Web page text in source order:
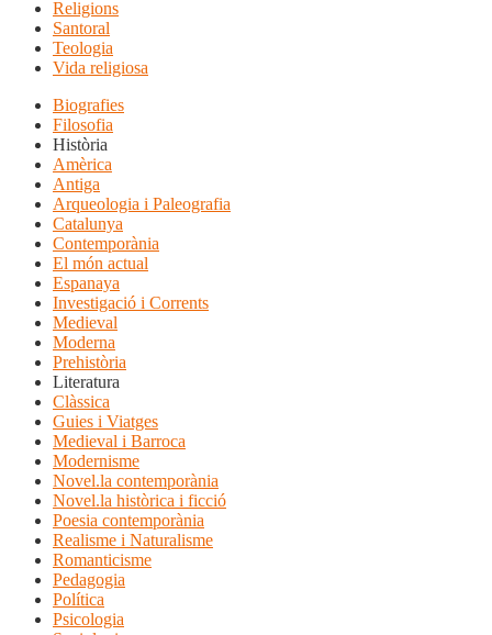
Religions
Santoral
Teologia
Vida religiosa
Biografies
Filosofia
Història
Amèrica
Antiga
Arqueologia i Paleografia
Catalunya
Contemporània
El món actual
Espanaya
Investigació i Corrents
Medieval
Moderna
Prehistòria
Literatura
Clàssica
Guies i Viatges
Medieval i Barroca
Modernisme
Novel.la contemporània
Novel.la històrica i ficció
Poesia contemporània
Realisme i Naturalisme
Romanticisme
Pedagogia
Política
Psicologia